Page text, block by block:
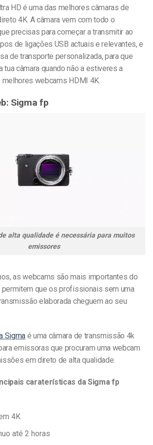
HD é uma das melhores câmaras de
4K. A câmara vem com todo o
precisas para começar a transmitir ao
de ligações USB actuais e relevantes, e
de transporte personalizada, para que
câmara quando não a estiveres a
melhores webcams HDMI 4K.
Sigma fp
alta qualidade é necessária para muitos
emissores
as webcams são mais importantes do
permitem que os profissionais sem uma
elaborada cheguem ao seu
Sigma é uma câmara de transmissão 4k
emissoras que procuram uma webcam
em direto de alta qualidade.
caraterísticas da Sigma fp
4K
até 2 horas